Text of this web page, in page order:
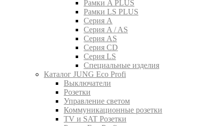
Рамки A PLUS
Рамки LS PLUS
Серия A
Серия A / AS
Серия AS
Серия CD
Серия LS
Специальные изделия
Каталог JUNG Eco Profi
Выключатели
Розетки
Управление светом
Коммуникационные розетки
TV и SAT Розетки